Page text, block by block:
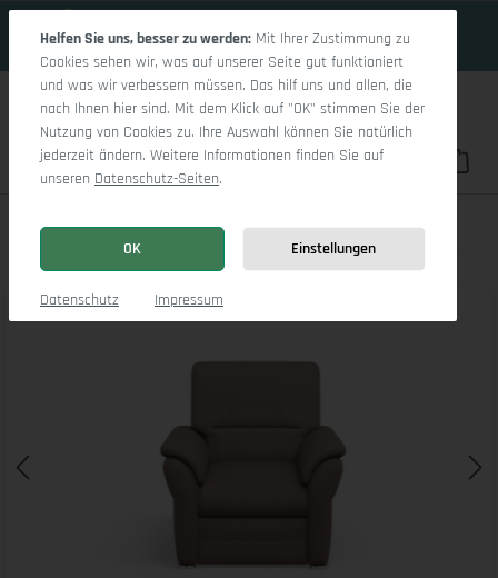
Du hast 0
Sitz Concept Classic 1036 Q Sessel
Bildergalerie überspringen
Helfen Sie uns, besser zu werden: Mit Ihrer Zustimmung zu
Cookies sehen wir, was auf unserer Seite gut funktioniert
und was wir verbessern müssen. Das hilf uns und allen, die
nach Ihnen hier sind. Mit dem Klick auf "OK" stimmen Sie der
Nutzung von Cookies zu. Ihre Auswahl können Sie natürlich
jederzeit ändern. Weitere Informationen finden Sie auf
unseren Datenschutz-Seiten.
OK Einstellungen
Datenschutz Impressum